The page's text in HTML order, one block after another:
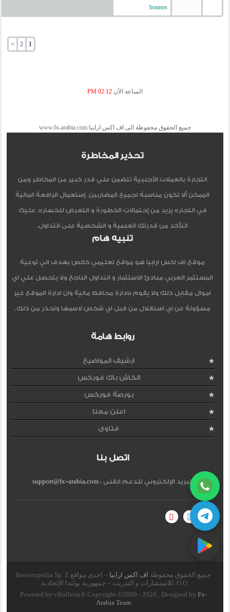
bonnos
1
2
>
الساعة الآن 02:12 PM
جميع الحقوق محفوظة الى اف اكس ارابيا www.fx-arabia.com
تحذير المخاطرة
التجارة بالعملات الأجنبية تتضمن علي قدر كبير من المخاطر ومن
الممكن ألا تكون مناسبة لجميع المضاربين, إستعمال الرافعة المالية
في التجاره يزيد من إحتمالات الخطورة و التعرض للخساره, عليك
التأكد من قدرتك العلمية و الشخصية على التداول.
تنبيه هام
موقع اف اكس ارابيا هو موقع تعليمي خالص يهدف الي توعية
المستثمر العربي مبادئ الاستثمار و التداول الناجح ولا يتحصل علي اي
اموال مقابل ذلك ولا يقوم بادارة محافظ مالية وان ادارة الموقع غير
مسؤولة عن اي استغلال من قبل اي شخص لاسمها وتحذر من ذلك.
روابط هامة
ارشيف المواضيع
الكاش باك فوركس
بورصة فوركس
اعلن معنا
فتاوى
اتصل بنا
البريد الإلكتروني للدعم الفنى :support@fx-arabia.com
جميع الحقوق محفوظة اف اكس ارابيا
– احدى مواقع Inwestopedia Sp. Z
O.O. للاستشارات و التدريب – جمهورية بولندا الإتحادية.
Powered by vBulletin® Copyright ©2000 - 2026 , Designed byFx-
Arabia Team